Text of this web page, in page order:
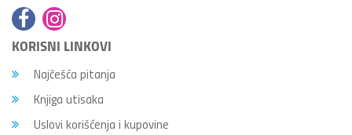
KORISNI LINKOVI
Najčešća pitanja
Knjiga utisaka
Uslovi korišćenja i kupovine